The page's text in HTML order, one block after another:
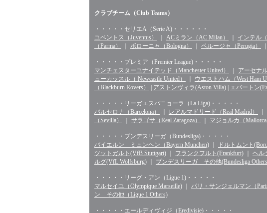
クラブチーム（Club Teams）
・・・・・セリエA（Serie A)・・・・・・
ユベントス（Juventus）
ACミラン（AC Milan） インテル（
（Parma）
ボローニャ（Bologna） ペルージャ（Perugia）
・・・・・プレミア（Premier League)・・・・・
マンチェスターユナイテッド（Manchester United）
アーセナ
ューカッスル（ Newcastle United）
ウエストハム（West Ham
（Blackburn Rovers）
アストンヴィラ(Aston Villa) エバートン
・・・・・リーガエスパニョーラ（La Liga)・・・・・
バルセロナ（Barcelona）
レアルマドリード（Real Madrid）
（Sevilla）
サラゴサ（Real Zaragoza） マジョルカ（Mallorca
・・・・・ブンデスリーガ（Bundesliga)・・・・・
バイエルン ミュンヘン（Bayern Munchen)
ドルトムント
ツットガルト(VfB Stuttgart)
フランクフルト(Frankfurt) ヘル
ルグ(VfL Wolfsburg)
ブンデスリーガ その他(Bundesliga
・・・・・リーグ・アン（Ligue 1)・・・・・
マルセイユ（Olympique Marseille)
パリ・サンジェルマン（
ン その他（Ligue 1 Others)
・・・・・エールディヴィジ（Eredivisie)・・・・・